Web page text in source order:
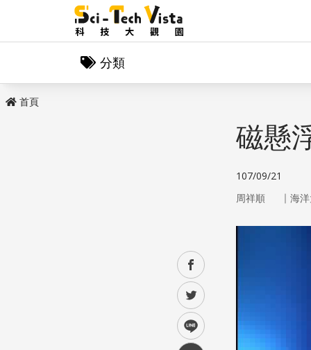
分類
首頁
facebook
twitter
line
磁懸
107/09/21
周祥順 ｜ 海